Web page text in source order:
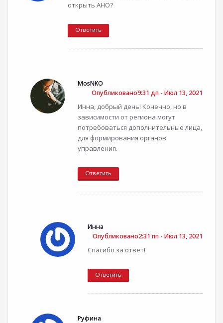
открыть АНО?
Ответить
MosNKO
Опубликовано9:31 дп - Июл 13, 2021
Инна, добрый день! Конечно, но в
зависимости от региона могут
потребоваться дополнительные лица,
для формирования органов
управления.
Ответить
Инна
Опубликовано2:31 пп - Июл 13, 2021
Спасибо за ответ!
Ответить
Руфина